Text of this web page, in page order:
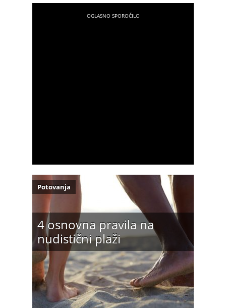
4 osnovna pravila na
nudistični plaži
Potovanja